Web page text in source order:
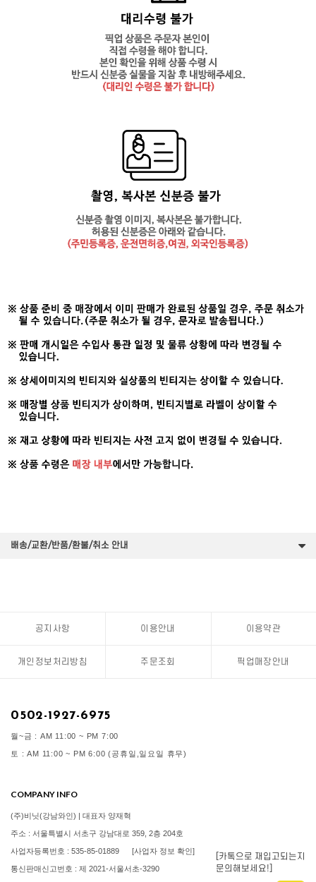
배송/교환/반품/환불/취소 안내
공지사항 이용안내 이용약관
개인정보처리방침 주문조회 픽업매장안내
0502-1927-6975
월~금 : AM 11:00 ~ PM 7:00
토 : AM 11:00 ~ PM 6:00 (공휴일,일요일 휴무)
COMPANY INFO
(주)비닛(강남와인) | 대표자 양재혁
주소 : 서울특별시 서초구 강남대로 359, 2층 204호
사업자등록번호 : 535-85-01889 [사업자 정보 확인]
통신판매신고번호 : 제 2021-서울서초-3290
[카톡으로 재입고되는지
문의해보세요!]